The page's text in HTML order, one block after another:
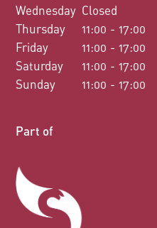
Wednesday
Thursday
Friday
Saturday
Sunday
Closed
11:00 - 17:00
11:00 - 17:00
11:00 - 17:00
11:00 - 17:00
Part of